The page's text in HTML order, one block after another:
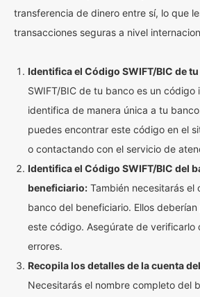
transferencia de dinero entre sí, lo que
transacciones seguras a nivel
Identifica el Código SWIFT/BIC de
SWIFT/BIC de tu banco es un código
identifica de manera única a tu
puedes encontrar este código en el
o contactando con el servicio de
Identifica el Código SWIFT/BIC del
beneficiario: También necesitarás el
banco del beneficiario. Ellos
este código. Asegúrate de verificarlo
errores.
Recopila los detalles de la cuenta
Necesitarás el nombre completo del